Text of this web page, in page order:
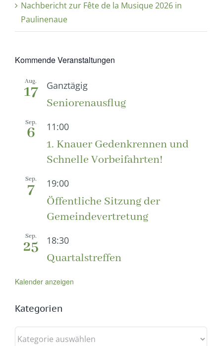
Nachbericht zur Fête de la Musique 2026 in
Paulinenaue
Kommende Veranstaltungen
Aug.
17 Ganztägig
Seniorenausflug
Sep.
6 11:00
1. Knauer Gedenkrennen und
Schnelle Vorbeifahrten!
Sep.
7 19:00
Öffentliche Sitzung der
Gemeindevertretung
Sep.
25 18:30
Quartalstreffen
Kalender anzeigen
Kategorien
Kategorien